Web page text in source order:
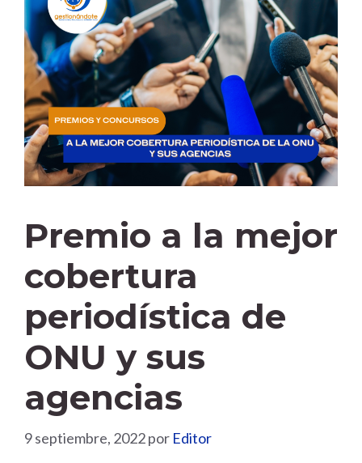
Premio a la mejor
cobertura
periodística de
ONU y sus
agencias
9 septiembre, 2022por Editor